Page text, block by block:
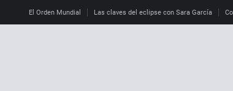
El Orden Mundial Las claves del eclipse con Sara García